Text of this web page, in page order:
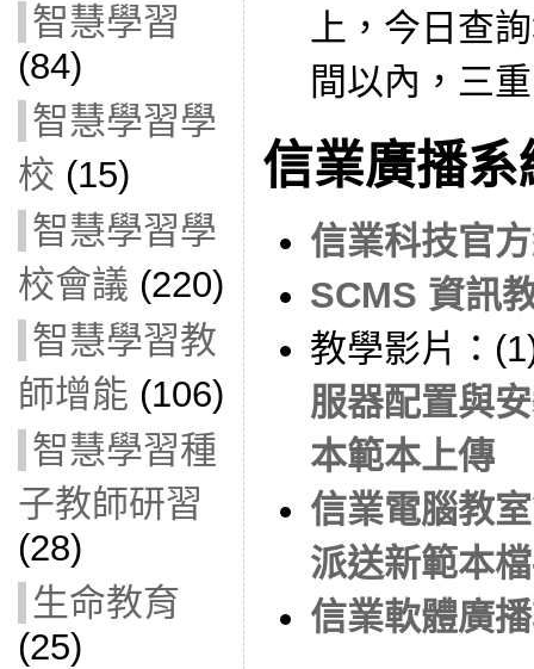
智慧學習
(84)
智慧學習學
校 (15)
智慧學習學
校會議 (220)
智慧學習教
師增能 (106)
智慧學習種
子教師研習
(28)
生命教育
(25)
上，今日查
間以內，三
信業廣播系
信業科技官
SCMS 資訊
教學影片：
服器配置與
本範本上傳
信業電腦教
派送新範本
信業軟體廣